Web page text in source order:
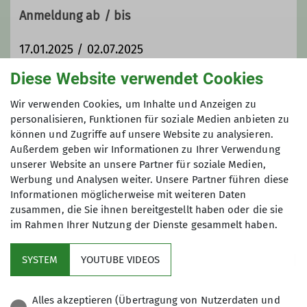
Anmeldung ab / bis
17.01.2025 / 02.07.2025
95 € (Sektion LU), 120 € (andere Sektionen)
+ 100 € Kaution
Maximale Teilnehmeranzahl
8
Diese Website verwendet Cookies
Wir verwenden Cookies, um Inhalte und Anzeigen zu
personalisieren, Funktionen für soziale Medien anbieten zu
können und Zugriffe auf unsere Website zu analysieren.
Außerdem geben wir Informationen zu Ihrer Verwendung
unserer Website an unsere Partner für soziale Medien,
Werbung und Analysen weiter. Unsere Partner führen diese
Informationen möglicherweise mit weiteren Daten
zusammen, die Sie ihnen bereitgestellt haben oder die sie
im Rahmen Ihrer Nutzung der Dienste gesammelt haben.
SYSTEM YOUTUBE VIDEOS
Alles akzeptieren (Übertragung von Nutzerdaten und